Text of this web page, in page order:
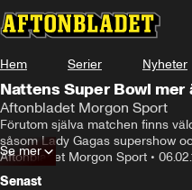
Hem Serier Nyheter
Nattens Super Bowl
Aftonbladet Morgon Sport
Förutom själva matchen finns
såsom Lady Gagas supershow
Hedwig Hagwall Bruckner,
Rydén, sportjournalist, är med oss
Aftonbladet Morgon Sport •
Se mer
Senast